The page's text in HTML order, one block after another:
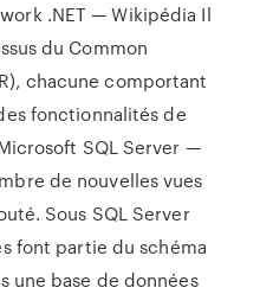
.NET — Wikipédia Il
du Common
chacune comportant
fonctionnalités de
SQL Server —
de nouvelles vues
Sous SQL Server
font partie du schéma
une base de données